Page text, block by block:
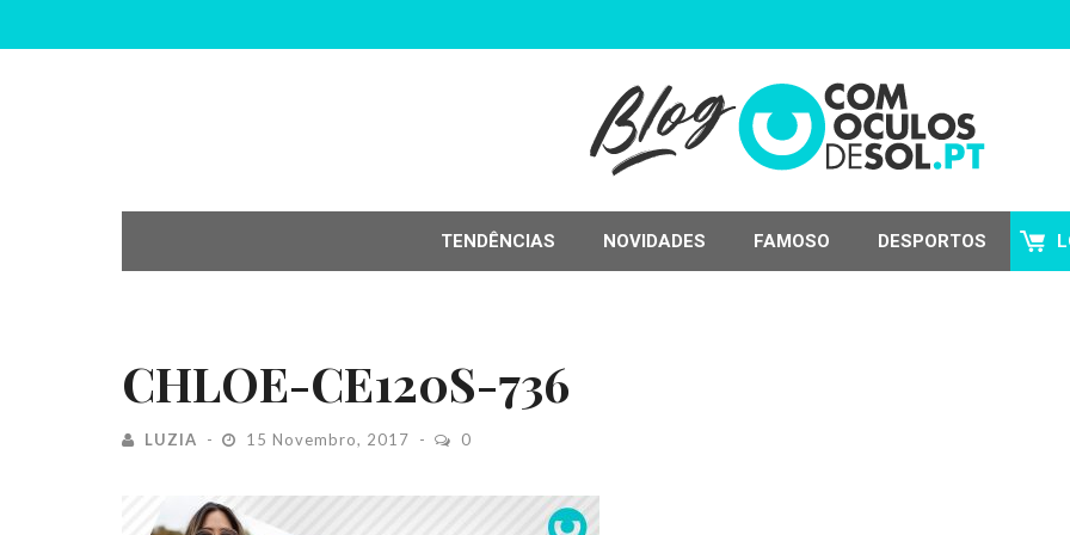
TENDÊNCIAS NOVIDADES FAMOSO DESPORTOS
CHLOE-CE120S-736
LUZIA 15 Novembro, 2017 0